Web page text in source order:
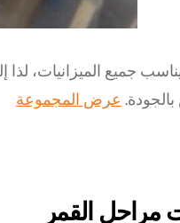
جميع الميزانيات،
عرض المجموعة
مراحل القمر